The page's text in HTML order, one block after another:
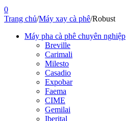
0
Trang chủ/Máy xay cà phê/Robust
Máy pha cà phê chuyên nghiệp
Breville
Carimali
Milesto
Casadio
Expobar
Faema
CIME
Gemilai
Iberital